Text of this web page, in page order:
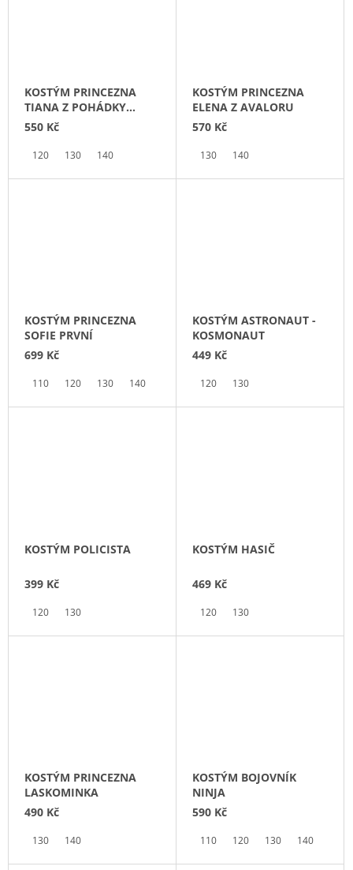
KOSTÝM PRINCEZNA
TIANA Z POHÁDKY
PRINCEZNA A ŽABÁK
550 Kč
120 130 140
KOSTÝM PRINCEZNA
ELENA Z AVALORU
570 Kč
130 140
KOSTÝM PRINCEZNA
SOFIE PRVNÍ
699 Kč
110 120 130 140
KOSTÝM ASTRONAUT -
KOSMONAUT
449 Kč
120 130
KOSTÝM POLICISTA
399 Kč
120 130
KOSTÝM HASIČ
469 Kč
120 130
KOSTÝM PRINCEZNA
LASKOMINKA
490 Kč
130 140
KOSTÝM BOJOVNÍK
NINJA
590 Kč
110 120 130 140